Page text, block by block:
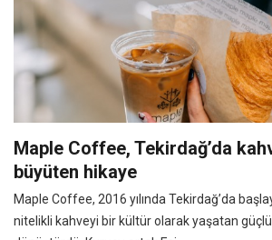
Maple Coffee, Tekirdağ’da
büyüten hikaye
Maple Coffee, 2016 yılında Tekirdağ’da
nitelikli kahveyi bir kültür olarak yaşatan